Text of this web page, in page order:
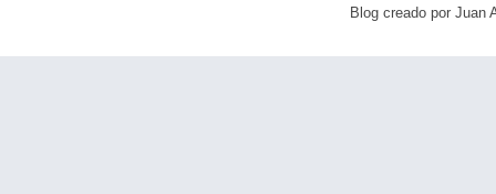
Blog creado por Juan